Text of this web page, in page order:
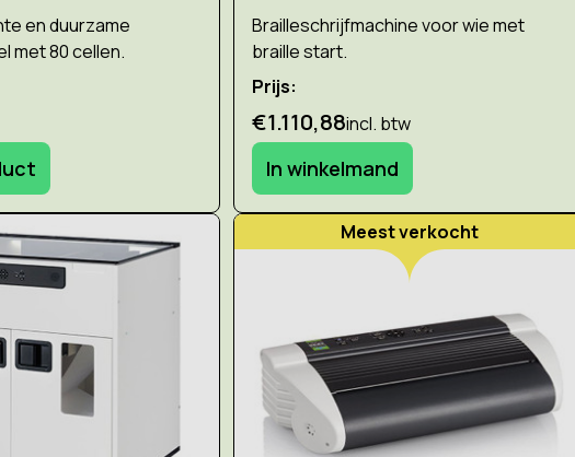
en duurzame
met 80 cellen.
Brailleschrijfmachine voor wie met
braille start.
Prijs:
€1.110,88incl. btw
In winkelmand
Meest verkocht